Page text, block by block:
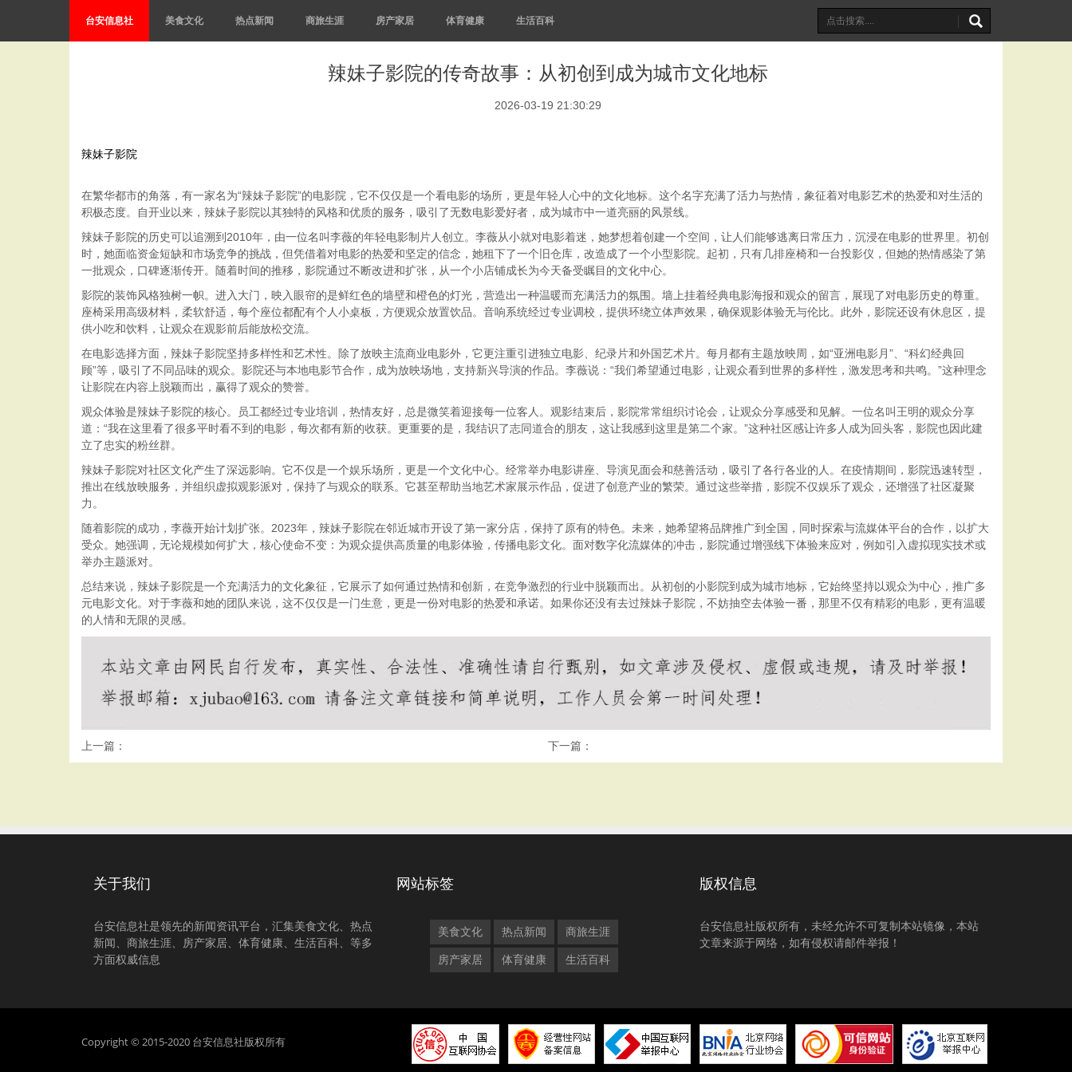
台安信息社 美食文化 热点新闻 商旅生涯 房产家居 体育健康 生活百科
辣妹子影院的传奇故事：从初创到成为城市文化地标
2026-03-19 21:30:29
辣妹子影院
在繁华都市的角落，有一家名为“辣妹子影院”的电影院，它不仅仅是一个看电影的场所，更是年轻人心中的文化地标。这个名字充满了活力与热情，象征着对电影艺术的热爱和对生活的
积极态度。自开业以来，辣妹子影院以其独特的风格和优质的服务，吸引了无数电影爱好者，成为城市中一道亮丽的风景线。
辣妹子影院的历史可以追溯到2010年，由一位名叫李薇的年轻电影制片人创立。李薇从小就对电影着迷，她梦想着创建一个空间，让人们能够逃离日常压力，沉浸在电影的世界里。初创
时，她面临资金短缺和市场竞争的挑战，但凭借着对电影的热爱和坚定的信念，她租下了一个旧仓库，改造成了一个小型影院。起初，只有几排座椅和一台投影仪，但她的热情感染了第
一批观众，口碑逐渐传开。随着时间的推移，影院通过不断改进和扩张，从一个小店铺成长为今天备受瞩目的文化中心。
影院的装饰风格独树一帜。进入大门，映入眼帘的是鲜红色的墙壁和橙色的灯光，营造出一种温暖而充满活力的氛围。墙上挂着经典电影海报和观众的留言，展现了对电影历史的尊重。
座椅采用高级材料，柔软舒适，每个座位都配有个人小桌板，方便观众放置饮品。音响系统经过专业调校，提供环绕立体声效果，确保观影体验无与伦比。此外，影院还设有休息区，提
供小吃和饮料，让观众在观影前后能放松交流。
在电影选择方面，辣妹子影院坚持多样性和艺术性。除了放映主流商业电影外，它更注重引进独立电影、纪录片和外国艺术片。每月都有主题放映周，如“亚洲电影月”、“科幻经典回
顾”等，吸引了不同品味的观众。影院还与本地电影节合作，成为放映场地，支持新兴导演的作品。李薇说：“我们希望通过电影，让观众看到世界的多样性，激发思考和共鸣。”这种理念
让影院在内容上脱颖而出，赢得了观众的赞誉。
观众体验是辣妹子影院的核心。员工都经过专业培训，热情友好，总是微笑着迎接每一位客人。观影结束后，影院常常组织讨论会，让观众分享感受和见解。一位名叫王明的观众分享
道：“我在这里看了很多平时看不到的电影，每次都有新的收获。更重要的是，我结识了志同道合的朋友，这让我感到这里是第二个家。”这种社区感让许多人成为回头客，影院也因此建
立了忠实的粉丝群。
辣妹子影院对社区文化产生了深远影响。它不仅是一个娱乐场所，更是一个文化中心。经常举办电影讲座、导演见面会和慈善活动，吸引了各行各业的人。在疫情期间，影院迅速转型，
推出在线放映服务，并组织虚拟观影派对，保持了与观众的联系。它甚至帮助当地艺术家展示作品，促进了创意产业的繁荣。通过这些举措，影院不仅娱乐了观众，还增强了社区凝聚
力。
随着影院的成功，李薇开始计划扩张。2023年，辣妹子影院在邻近城市开设了第一家分店，保持了原有的特色。未来，她希望将品牌推广到全国，同时探索与流媒体平台的合作，以扩大
受众。她强调，无论规模如何扩大，核心使命不变：为观众提供高质量的电影体验，传播电影文化。面对数字化流媒体的冲击，影院通过增强线下体验来应对，例如引入虚拟现实技术或
举办主题派对。
总结来说，辣妹子影院是一个充满活力的文化象征，它展示了如何通过热情和创新，在竞争激烈的行业中脱颖而出。从初创的小影院到成为城市地标，它始终坚持以观众为中心，推广多
元电影文化。对于李薇和她的团队来说，这不仅仅是一门生意，更是一份对电影的热爱和承诺。如果你还没有去过辣妹子影院，不妨抽空去体验一番，那里不仅有精彩的电影，更有温暖
的人情和无限的灵感。
上一篇： 下一篇：
关于我们
台安信息社是领先的新闻资讯平台，汇集美食文化、热点
新闻、商旅生涯、房产家居、体育健康、生活百科、等多
方面权威信息
网站标签
美食文化 热点新闻 商旅生涯
房产家居 体育健康 生活百科
版权信息
台安信息社版权所有，未经允许不可复制本站镜像，本站
文章来源于网络，如有侵权请邮件举报！
Copyright © 2015-2020 台安信息社版权所有